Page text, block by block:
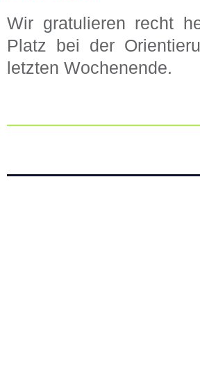
Wir gratulieren recht
Platz bei der
letzten Wochenende.